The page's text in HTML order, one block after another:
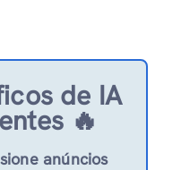
de IA
🔥
anúncios